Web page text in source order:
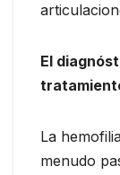
El
La
menudo